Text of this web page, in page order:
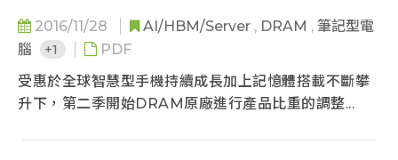
2016/11/28 AI/HBM/Server , DRAM , 筆記型電
腦
+1
PDF
受惠於全球智慧型手機持續成長加上記憶體搭載不斷攀
升下，第二季開始DRAM原廠進行產品比重的調整...